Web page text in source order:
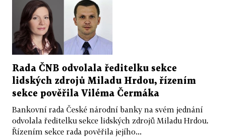
Rada ČNB odvolala ředitelku sekce
lidských zdrojů Miladu Hrdou, řízením
sekce pověřila Viléma Čermáka
Bankovní rada České národní banky na svém jednání
odvolala ředitelku sekce lidských zdrojů Miladu Hrdou.
Řízením sekce rada pověřila jejího...